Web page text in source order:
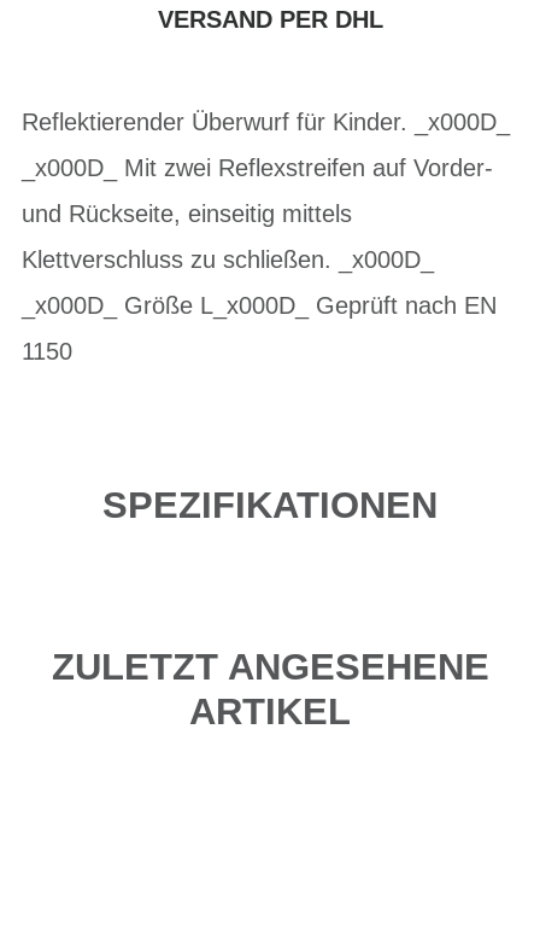
VERSAND PER DHL
Reflektierender Überwurf für Kinder. _x000D_
_x000D_ Mit zwei Reflexstreifen auf Vorder-
und Rückseite, einseitig mittels
Klettverschluss zu schließen. _x000D_
_x000D_ Größe L_x000D_ Geprüft nach EN
1150
SPEZIFIKATIONEN
ZULETZT ANGESEHENE
ARTIKEL